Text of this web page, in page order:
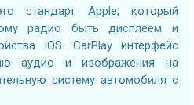
стандарт Apple, который
радио быть дисплеем и
iOS. CarPlay интерфейс
аудио и изображения на
систему автомобиля с